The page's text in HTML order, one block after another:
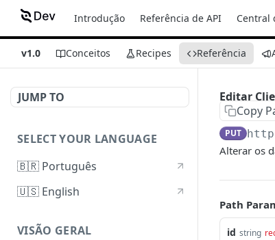
Introdução Referência de API Central
v1.0 Conceitos Recipes Referência
JUMP TO
SELECT YOUR LANGUAGE
🇧🇷 Português
🇺🇸 English
VISÃO GERAL
Editar
Copy
PUT
Alterar os
Path
id string